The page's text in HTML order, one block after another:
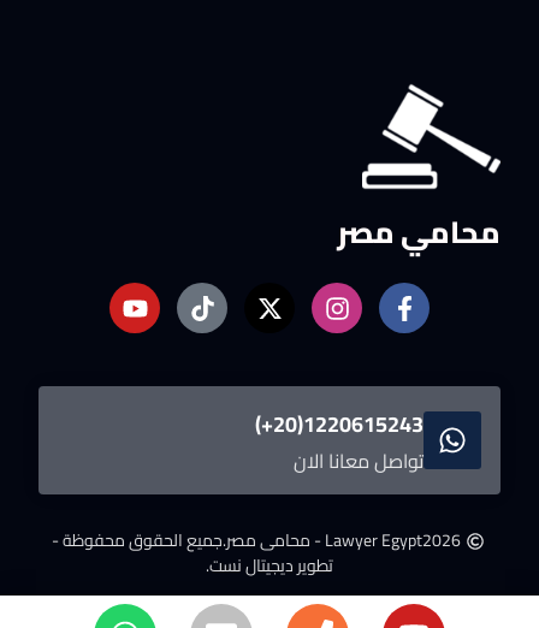
محامي مصر
1220615243(20+)
تواصل معانا الان
2026Lawyer Egypt - محامى مصر.
جميع الحقوق محفوظة -
تطوير ديجيتال نست.